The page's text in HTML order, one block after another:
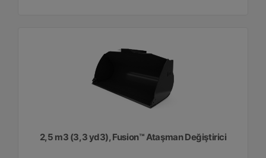
2,5 m3 (3,3 yd3), Fusion™ Ataşman Değiştirici